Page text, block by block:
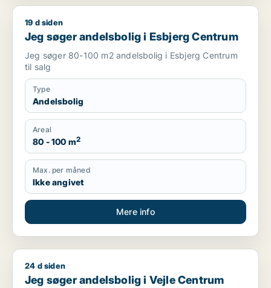
Jeg søger andelsbolig i Esbjerg Centrum
19 d siden
Jeg søger andelsbolig i Esbjerg Centrum
Jeg søger 80-100 m2 andelsbolig i Esbjerg Centrum
til salg
Type
Andelsbolig
Areal
80 - 100 m2
Max. per måned
Ikke angivet
Mere info
Jeg søger andelsbolig i Vejle Centrum
24 d siden
Jeg søger andelsbolig i Vejle Centrum